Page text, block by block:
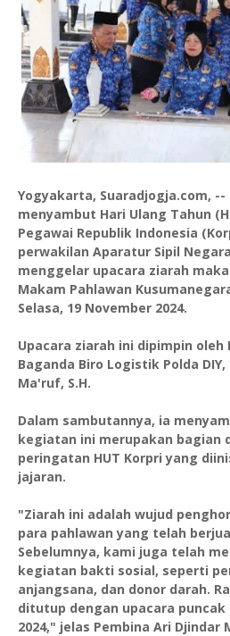
Yogyakarta, Suaradjogja.com, --
menyambut Hari Ulang Tahun
Pegawai Republik Indonesia
perwakilan Aparatur Sipil Negara
menggelar upacara ziarah
Makam Pahlawan
Selasa, 19 November 2024.
Upacara ziarah ini dipimpin oleh
Baganda Biro Logistik Polda
Ma'ruf, S.H.
Dalam sambutannya, ia
kegiatan ini merupakan bagian
peringatan HUT Korpri yang
jajaran.
"Ziarah ini adalah wujud
para pahlawan yang telah
Sebelumnya, kami juga telah
kegiatan bakti sosial, seperti
anjangsana, dan donor darah.
ditutup dengan upacara puncak
2024," jelas Pembina Ari Djindar